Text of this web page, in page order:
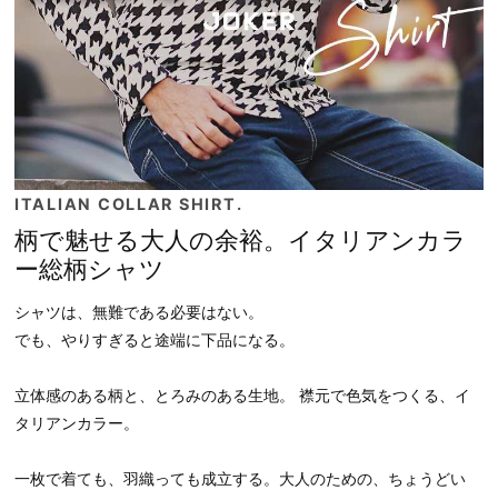
ITALIAN COLLAR SHIRT.
柄で魅せる大人の余裕。イタリアンカラ
ー総柄シャツ
シャツは、無難である必要はない。
でも、やりすぎると途端に下品になる。
立体感のある柄と、とろみのある生地。 襟元で色気をつくる、イ
タリアンカラー。
一枚で着ても、羽織っても成立する。大人のための、ちょうどい